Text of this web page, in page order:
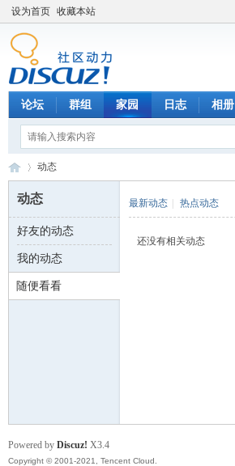
设为首页 收藏本站
论坛 群组 家园 日志 相册
数 ›
动态
动态
好友的动态
我的动态
随便看看
最新动态 热点动态
还没有相关动态
Powered by Discuz! X3.4
Copyright © 2001-2021, Tencent Cloud.